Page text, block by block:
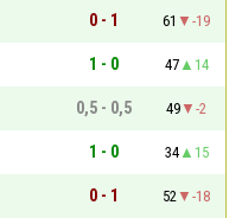
0 - 1 61
-19
1 - 0 47
14
0,5 - 0,5 49
-2
1 - 0 34
15
0 - 1 52
-18